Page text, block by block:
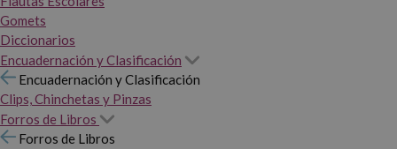
Gomets
Diccionarios
Encuadernación y Clasificación
Encuadernación y Clasificación
Clips, Chinchetas y Pinzas
Forros de Libros
Forros de Libros